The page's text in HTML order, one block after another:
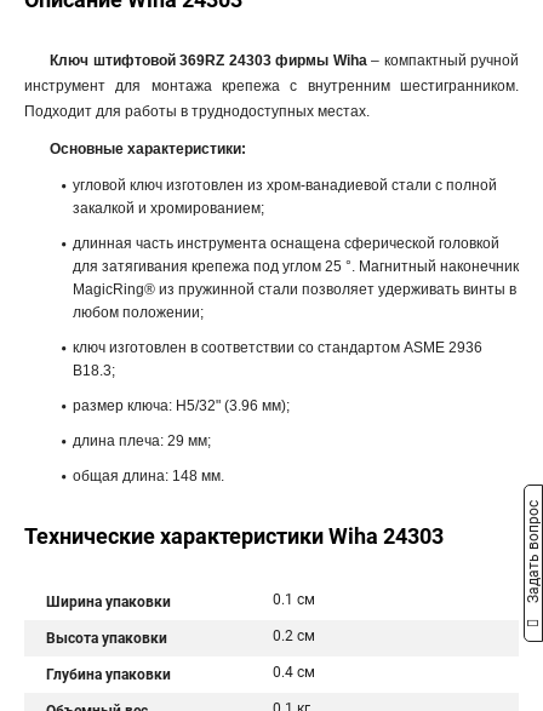
Ключ штифтовой 369RZ 24303 фирмы Wiha– компактный ручной
инструмент для монтажа крепежа с внутренним шестигранником.
Подходит для работы в труднодоступных местах.
Основные характеристики:
угловой ключ изготовлен из хром-ванадиевой стали с полной
закалкой и хромированием;
длинная часть инструмента оснащена сферической головкой
для затягивания крепежа под углом 25 °. Магнитный наконечник
MagicRing® из пружинной стали позволяет удерживать винты в
любом положении;
ключ изготовлен в соответствии со стандартом ASME 2936
B18.3;
размер ключа: H5/32" (3.96 мм);
длина плеча: 29 мм;
общая длина: 148 мм.
Технические характеристики Wiha 24303
Ширина упаковки 0.1 см
Высота упаковки 0.2 см
Глубина упаковки 0.4 см
Задать вопрос